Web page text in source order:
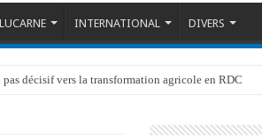
LUCARNE INTERNATIONAL DIVERS
décisif vers la transformation agricole en RDC
à INERA Gimbi dans le cadre du PADCV-PTA